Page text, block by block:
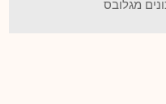
מגלובס